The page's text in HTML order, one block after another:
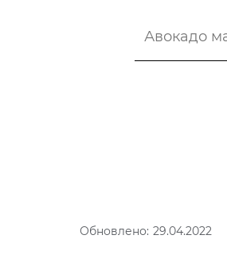
Обновлено: 29.04.2022